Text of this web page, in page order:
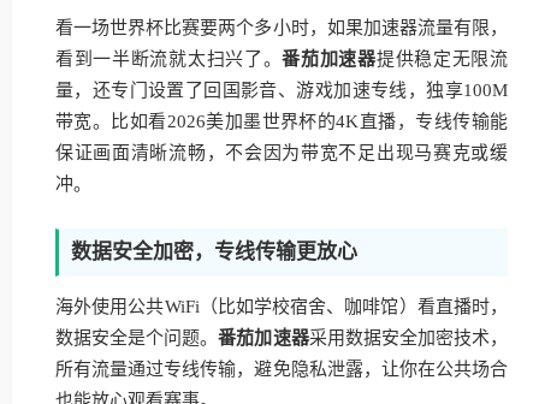
看一场世界杯比赛要两个多小时，如果加速器流量有限，
看到一半断流就太扫兴了。番茄加速器提供稳定无限流
量，还专门设置了回国影音、游戏加速专线，独享100M
带宽。比如看2026美加墨世界杯的4K直播，专线传输能
保证画面清晰流畅，不会因为带宽不足出现马赛克或缓
冲。
数据安全加密，专线传输更放心
海外使用公共WiFi（比如学校宿舍、咖啡馆）看直播时，
数据安全是个问题。番茄加速器采用数据安全加密技术，
所有流量通过专线传输，避免隐私泄露，让你在公共场合